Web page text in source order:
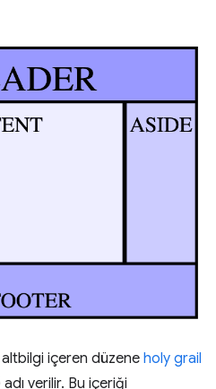
altbilgi içeren düzene holy grail
verilir. Bu içeriği